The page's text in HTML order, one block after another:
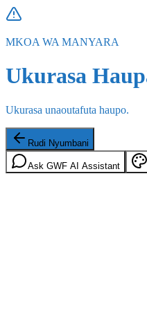
MKOA WA MANYARA
Ukurasa
Ukurasa unaoutafuta haupo.
Rudi Nyumbani
Ask GWF AI Assistant